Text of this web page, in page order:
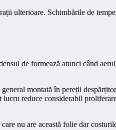
ulterioare. Schimbările de
de formează atunci când
montată în pereții
lucru reduce considerabil
nu are această folie dar